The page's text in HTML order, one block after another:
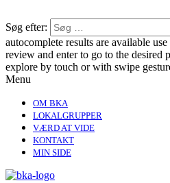
Søg efter:
autocomplete results are available
review and enter to go to the desired
explore by touch or with swipe
Menu
OM BKA
LOKALGRUPPER
VÆRD AT VIDE
KONTAKT
MIN SIDE